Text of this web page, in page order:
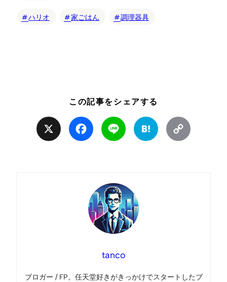
ハリオ 家ごはん 調理器具
この記事をシェアする
Facebook Line Hatena
tanco
ブロガー / FP。任天堂好きがきっかけでスタートしたブ